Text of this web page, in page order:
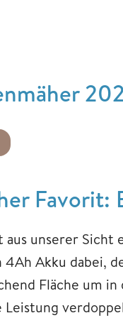
Favorit:
unserer Sicht
Akku dabei,
Fläche um